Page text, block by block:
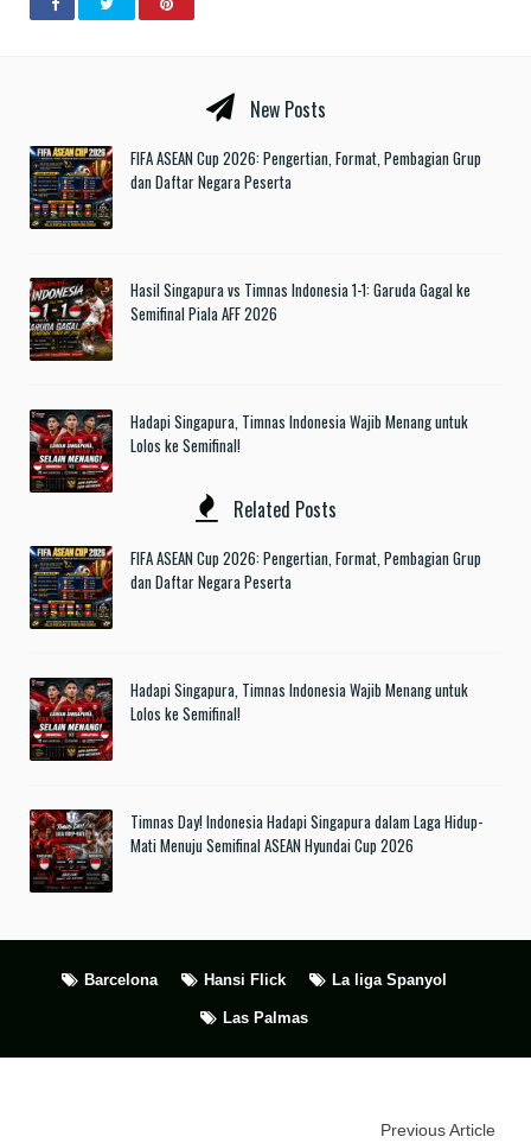
New Posts
FIFA ASEAN Cup 2026: Pengertian, Format, Pembagian Grup
dan Daftar Negara Peserta
Hasil Singapura vs Timnas Indonesia 1-1: Garuda Gagal ke
Semifinal Piala AFF 2026
Hadapi Singapura, Timnas Indonesia Wajib Menang untuk
Lolos ke Semifinal!
Related Posts
FIFA ASEAN Cup 2026: Pengertian, Format, Pembagian Grup
dan Daftar Negara Peserta
Hadapi Singapura, Timnas Indonesia Wajib Menang untuk
Lolos ke Semifinal!
Timnas Day! Indonesia Hadapi Singapura dalam Laga Hidup-
Mati Menuju Semifinal ASEAN Hyundai Cup 2026
Barcelona Hansi Flick La liga Spanyol
Las Palmas
Previous Article